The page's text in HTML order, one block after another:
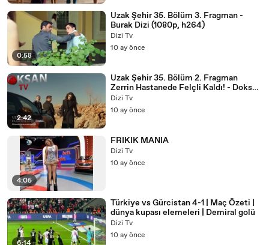
0:58
Uzak Şehir 35. Bölüm 3. Fragman -
Burak Dizi (1080p, h264)
Dizi Tv
10 ay önce
2:42
Uzak Şehir 35. Bölüm 2. Fragman
Zerrin Hastanede Felçli Kaldı! - Doksan
TV (1080p, h264)
Dizi Tv
10 ay önce
4:05
FRIKIK MANIA
Dizi Tv
10 ay önce
Türkiye vs Gürcistan 4-1 | Maç Özeti |
dünya kupası elemeleri | Demiral golü
Dizi Tv
10 ay önce